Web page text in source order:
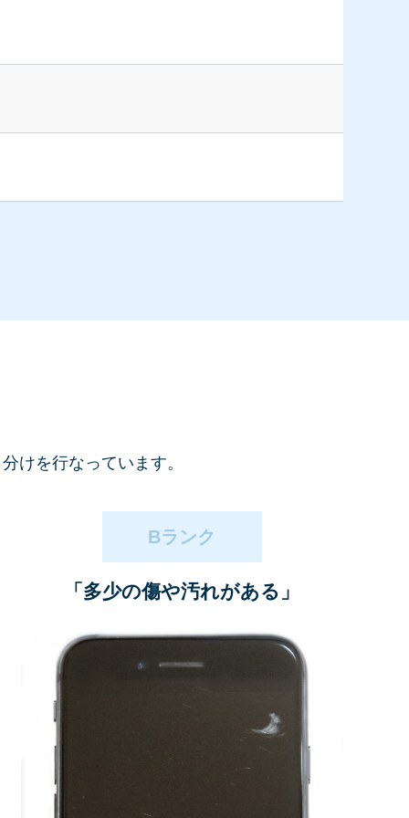
けを行なっています。
Bランク
「多少の傷や汚れがある」